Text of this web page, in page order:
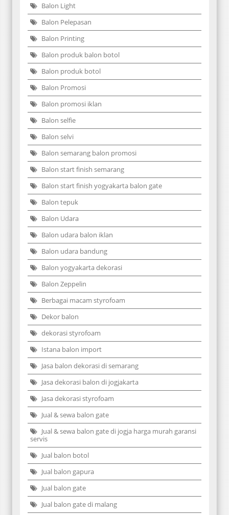
Balon Light
Balon Pelepasan
Balon Printing
Balon produk balon botol
Balon produk botol
Balon Promosi
Balon promosi iklan
Balon selfie
Balon selvi
Balon semarang balon promosi
Balon start finish semarang
Balon start finish yogyakarta balon gate
Balon tepuk
Balon Udara
Balon udara balon iklan
Balon udara bandung
Balon yogyakarta dekorasi
Balon Zeppelin
Berbagai macam styrofoam
Dekor balon
dekorasi styrofoam
Istana balon import
Jasa balon dekorasi di semarang
Jasa dekorasi balon di jogjakarta
Jasa dekorasi styrofoam
Jual & sewa balon gate
Jual & sewa balon gate di jogja harga murah garansi
servis
Jual balon botol
Jual balon gapura
Jual balon gate
Jual balon gate di malang